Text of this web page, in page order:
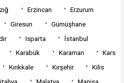
Erzincan
Erzurum
Giresun
Gümüşhane
Isparta
İstanbul
Karabük Karaman
Kars
Kırıkkale Kırşehir
Kilis